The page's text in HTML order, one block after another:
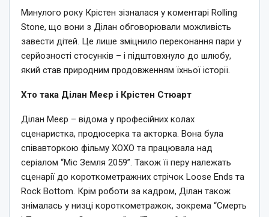
Минулого року Крістен зізналася у коментарі Rolling
Stone, що вони з Ділан обговорювали можливість
завести дітей. Це лише зміцнило переконання пари у
серйозності стосунків – і підштовхнуло до шлюбу,
який став природним продовженням їхньої історії.
Хто така Ділан Меєр і Крістен Стюарт
Ділан Меєр – відома у професійних колах
сценаристка, продюсерка та акторка. Вона була
співавторкою фільму XOXO та працювала над
серіалом “Міс Земля 2059”. Також її перу належать
сценарії до короткометражних стрічок Loose Ends та
Rock Bottom. Крім роботи за кадром, Ділан також
знімалась у низці короткометражок, зокрема “Смерть